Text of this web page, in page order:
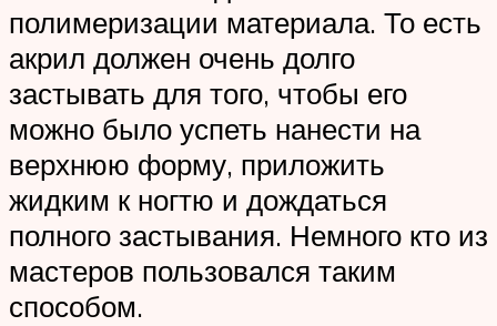
полимеризации материала. То есть
акрил должен очень долго
застывать для того, чтобы его
можно было успеть нанести на
верхнюю форму, приложить
жидким к ногтю и дождаться
полного застывания. Немного кто из
мастеров пользовался таким
способом.